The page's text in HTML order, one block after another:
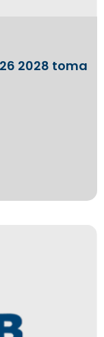
2028 toma